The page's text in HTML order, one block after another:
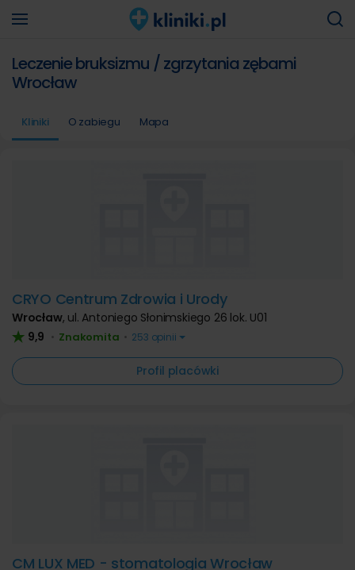
Leczenie bruksizmu / zgrzytania zębami
Wrocław
Kliniki O zabiegu Mapa
CRYO Centrum Zdrowia i Urody
Wrocław, ul. Antoniego Słonimskiego 26 lok. U01
9,9 • Znakomita • 253 opinii
Profil placówki
CM LUX MED - stomatologia Wrocław